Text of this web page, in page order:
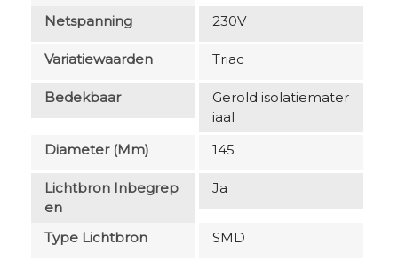
Netspanning 230V
Variatiewaarden Triac
Bedekbaar
Gerold isolatiemater
iaal
Diameter (mm)
145
Lichtbron Inbegrep
En
Ja
Type Lichtbron SMD